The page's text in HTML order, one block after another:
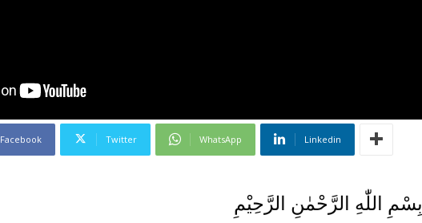
Facebook Twitter WhatsApp Linkedin
بِسْمِ اللّٰهِ الرَّحْمٰنِ الرَّحِیْمِ